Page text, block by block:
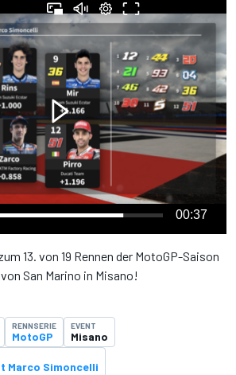
00:37
13. von 19 Rennen der MotoGP-Saison
San Marino in Misano!
RENNSERIE
MotoGP
EVENT
Misano
Marco Simoncelli